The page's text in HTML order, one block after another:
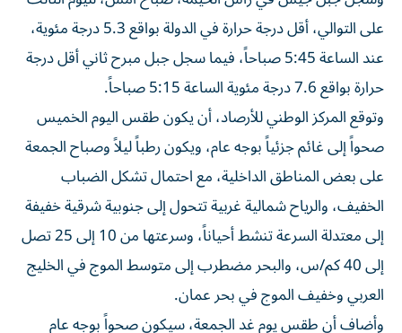
على التوالي، أقل درجة حرارة في الدولة بواقع 5.3 درجة مئوية،
عند الساعة 5:45 صباحاً، فيما سجل جبل مبرح ثاني أقل درجة
حرارة بواقع 7.6 درجة مئوية الساعة 5:15 صباحاً.
وتوقع المركز الوطني للأرصاد، أن يكون طقس اليوم الخميس
صحواً إلى غائم جزئياً بوجه عام، ويكون رطباً ليلاً وصباح الجمعة
على بعض المناطق الداخلية، مع احتمال تشكل الضباب
الخفيف، والرياح شمالية غربية تتحول إلى جنوبية شرقية خفيفة
إلى معتدلة السرعة تنشط أحياناً، وسرعتها من 10 إلى 25 تصل
إلى 40 كم/س، والبحر مضطرب إلى متوسط الموج في الخليج
العربي وخفيف الموج في بحر عمان.
وأضاف أن طقس يوم غد الجمعة، سيكون صحواً بوجه عام